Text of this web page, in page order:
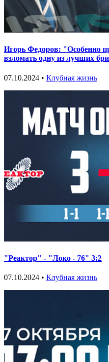
Игорь Федоров: "Особенно
взломать одну из лучших
07.10.2024 • Клубная жизнь
"Реактор" - "Локо - 76" 3:2
07.10.2024 • Клубная жизнь